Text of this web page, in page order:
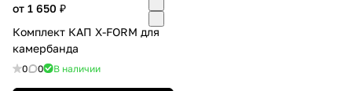
от 1 650 ₽
Комплект КАП X-FORM для
камербанда
0 0 В наличии